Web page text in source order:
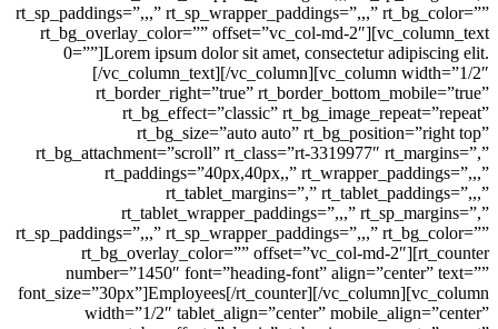
rt_sp_paddings=”,,,” rt_sp_wrapper_paddings=”,,,”
rt_bg_overlay_color=”” offset=”vc_col-md-
0=””]Lorem ipsum dolor sit amet, consectetur
[/vc_column_text][/vc_column][vc_column
rt_border_right=”true”
rt_bg_effect=”classic”
rt_bg_size=”auto auto”
rt_bg_attachment=”scroll” rt_class=”rt-3319977″
rt_paddings=”40px,40px,,”
rt_tablet_margins=”,”
rt_tablet_wrapper_paddings=”,,,”
rt_sp_paddings=”,,,” rt_sp_wrapper_paddings=”,,,”
rt_bg_overlay_color=”” offset=”vc_col-md-
number=”1450″ font=”heading-font”
font_size=”30px”]Employees[/rt_counter][/
width=”1/2″ tablet_align=”center”